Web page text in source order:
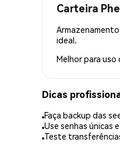
Carteira
ideal.
Melhor para uso
Dicas
Faça backup das
Use senhas únicas
Teste